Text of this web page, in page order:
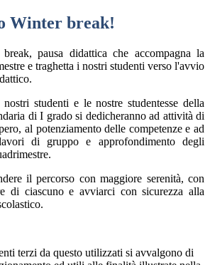
Winter break!
pausa didattica che accompagna la
e traghetta i nostri studenti verso l'avvio
studenti e le nostre studentesse della
di I grado si dedicheranno ad attività di
al potenziamento delle competenze e ad
di gruppo e approfondimento degli
il percorso con maggiore serenità, con
di ciascuno e avviarci con sicurezza alla
terzi da questo utilizzati si avvalgono di